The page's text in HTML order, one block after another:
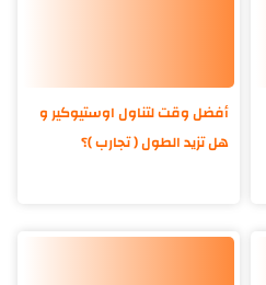
أفضل وقت لتناول اوستيوكير و
هل تزيد الطول ( تجارب )؟